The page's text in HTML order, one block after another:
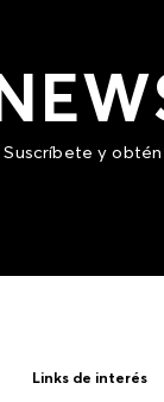
Suscríbete y
Links de interés